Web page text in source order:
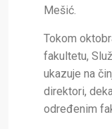
Mešić.
Tokom
fakultetu,
ukazuje na
direktori,
određenim